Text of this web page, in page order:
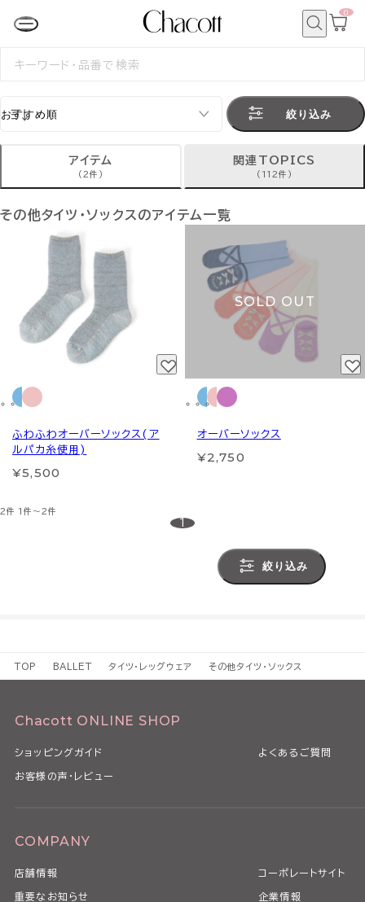
カ
0
検
絞り込み
アイテム
(2件)
関連TOPICS
(112件)
その他タイツ・ソックスのアイテム一覧
ふわふわオーバーソックス(ア
ルパカ糸使用)
¥5,500
SOLD OUT
オーバーソックス
¥2,750
2件 1件～2件
1
絞り込み
TOP BALLET タイツ・レッグウェア その他タイツ・ソックス
Chacott ONLINE SHOP
ショッピングガイド よくあるご質問
お客様の声・レビュー
COMPANY
店舗情報 コーポレートサイト
重要なお知らせ 企業情報